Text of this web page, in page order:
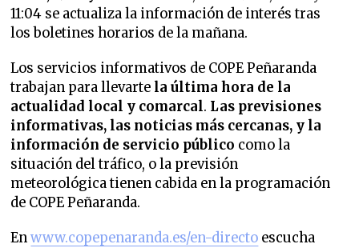
11:04 se actualiza la información de interés tras
los boletines horarios de la mañana.
Los servicios informativos de COPE Peñaranda
trabajan para llevarte la última hora de la
actualidad local y comarcal. Las previsiones
informativas, las noticias más cercanas, y la
información de servicio público como la
situación del tráfico, o la previsión
meteorológica tienen cabida en la programación
de COPE Peñaranda.
Enwww.copepenaranda.es/en-directo escucha